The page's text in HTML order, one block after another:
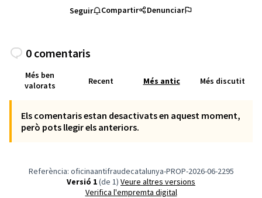
Seguir Compartir Denunciar
0 comentaris
Més ben
valorats
Recent Més antic Més discutit
Els comentaris estan desactivats en aquest moment,
però pots llegir els anteriors.
Referència: oficinaantifraudecatalunya-PROP-2026-06-2295
Versió 1(de 1)
veure altres versions
Verifica l'empremta digital